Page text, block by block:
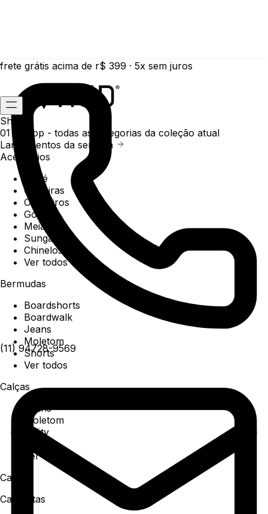
frete grátis acima de r$ 399 · 5x sem juros
(11) 94728-9569
Shop
01 /
Shop - todas as categorias da coleção atual
Lançamentos da semana
Acessórios
Boné
Carteiras
Chaveiros
Gorros
Meias
Sunga
Chinelos
Ver todos
Bermudas
Boardshorts
Boardwalk
Jeans
Moletom
Shorts
Ver todos
Calças
Jeans
Moletom
Utility
Ver todos
Camisa
Camisetas